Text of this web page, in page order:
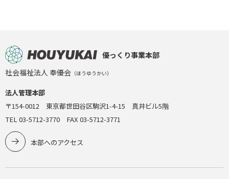
優っくり事業本部
社会福祉法人 奉優会 （ほうゆうかい）
法人管理本部
〒154-0012 東京都世田谷区駒沢1-4-15 真井ビル5階
TEL 03-5712-3770 FAX 03-5712-3771
本部へのアクセス